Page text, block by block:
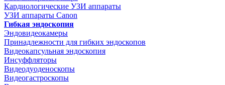
Кардиологические УЗИ аппараты
УЗИ аппараты Canon
Гибкая эндоскопия
Эндовидеокамеры
Принадлежности для гибких эндоскопов
Видеокапсульная эндоскопия
Инсуффляторы
Видеодуоденоскопы
Видеогастроскопы